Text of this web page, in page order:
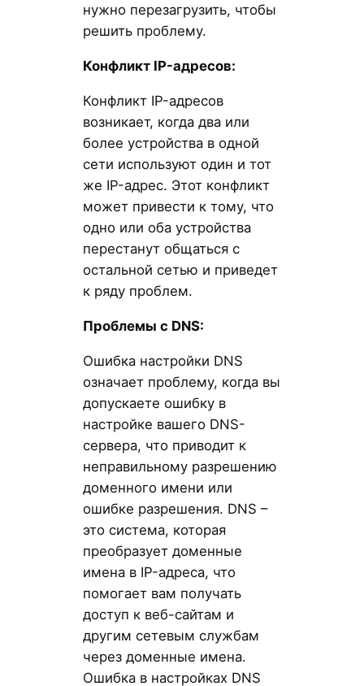
нужно перезагрузить, чтобы
решить проблему.
Конфликт IP-адресов:
Конфликт IP-адресов
возникает, когда два или
более устройства в одной
сети используют один и тот
же IP-адрес. Этот конфликт
может привести к тому, что
одно или оба устройства
перестанут общаться с
остальной сетью и приведет
к ряду проблем.
Проблемы с DNS:
Ошибка настройки DNS
означает проблему, когда вы
допускаете ошибку в
настройке вашего DNS-
сервера, что приводит к
неправильному разрешению
доменного имени или
ошибке разрешения. DNS –
это система, которая
преобразует доменные
имена в IP-адреса, что
помогает вам получать
доступ к веб-сайтам и
другим сетевым службам
через доменные имена.
Ошибка в настройках DNS